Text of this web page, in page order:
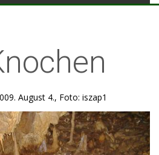
August 4., Foto: iszap1